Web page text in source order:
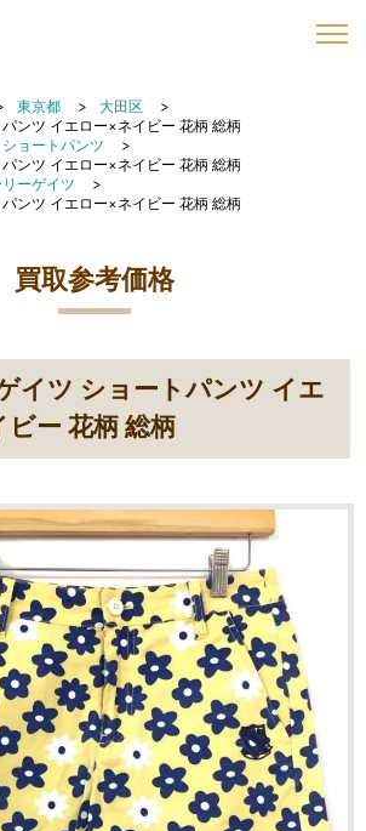
東京都
大田区
ンツ イエロー×ネイビー 花柄 総柄
ショートパンツ
ンツ イエロー×ネイビー 花柄 総柄
ーゲイツ
ンツ イエロー×ネイビー 花柄 総柄
買取参考価格
イツ ショートパンツ イエ
ビー 花柄 総柄